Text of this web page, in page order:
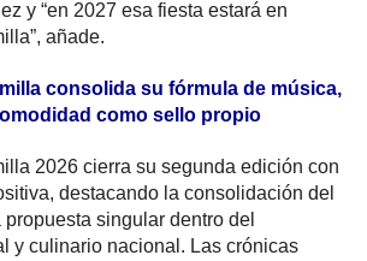
y “en 2027 esa fiesta estará en
añade.
consolida su fórmula de música,
como sello propio
2026 cierra su segunda edición con
destacando la consolidación del
singular dentro del
y culinario nacional. Las crónicas